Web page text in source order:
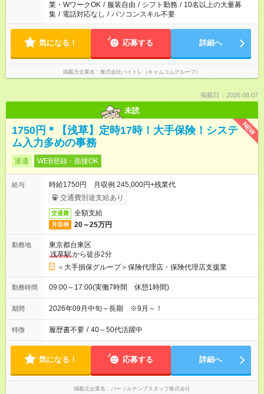
業・WワークOK / 服装自由 / シフト勤務 / 10名以上の大量募
集 / 電話対応なし / パソコンスキル不要
気になる！ 応募する 詳細へ
掲載元企業名 株式会社バイトレ（キャムコムグループ）
掲載日：2026.08.07
未読
NEW
1750円＊【浅草】定時17時！大手保険！システ
ム入力多めの事務
派遣 WEB登録・面接OK
給与
時給1750円 月収例 245,000円+残業代
交通費別途支給あり
交通費 全額支給
月収例 20～25万円
勤務地
東京都台東区
浅草駅から徒歩2分
＜大手損保グループ＞保険代理店・保険代理店支援業
勤務時間 09:00～17:00(実働7時間 休憩1時間)
期間 2026年09月中旬～長期 ※9月～！
特徴 履歴書不要 / 40～50代活躍中
気になる！ 応募する 詳細へ
掲載元企業名 パーソルテンプスタッフ株式会社